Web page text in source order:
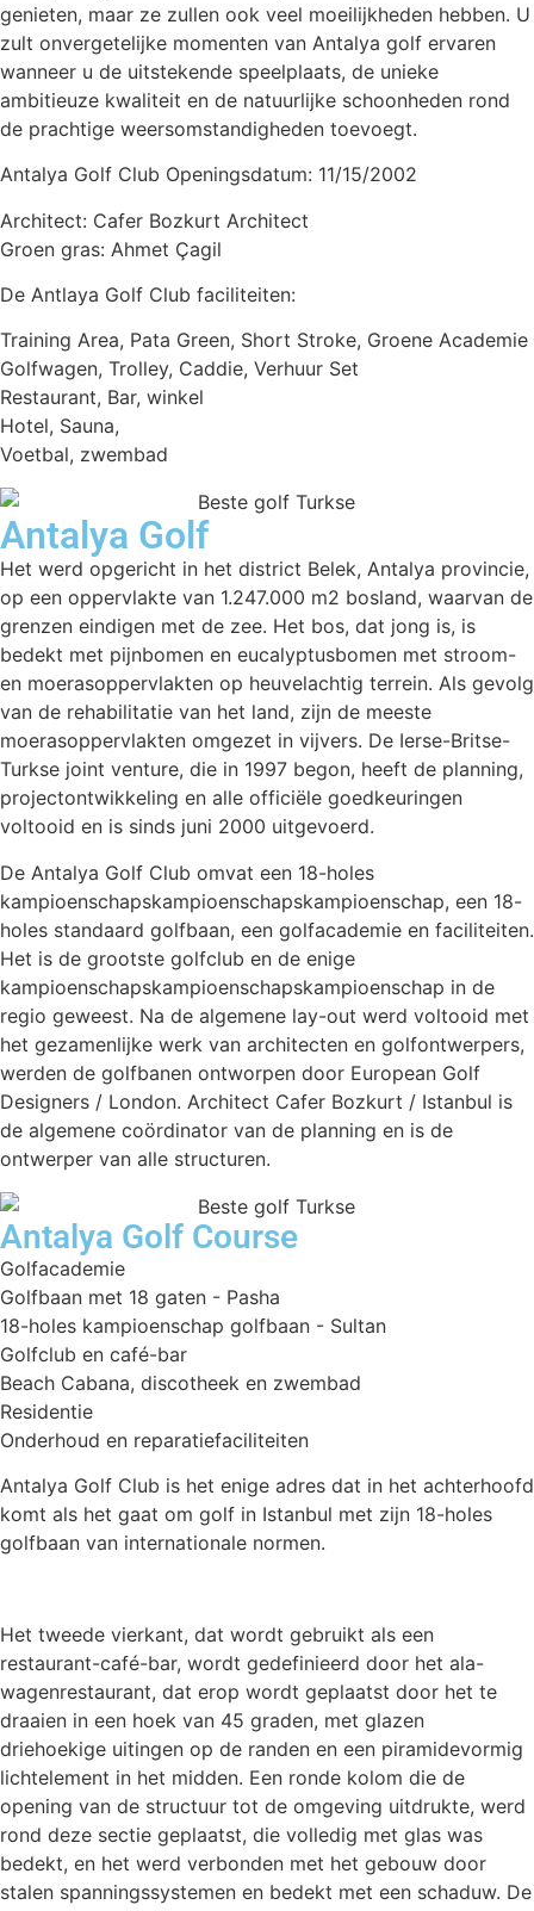
genieten, maar ze zullen ook veel moeilijkheden hebben. U
zult onvergetelijke momenten van Antalya golf ervaren
wanneer u de uitstekende speelplaats, de unieke
ambitieuze kwaliteit en de natuurlijke schoonheden rond
de prachtige weersomstandigheden toevoegt.
Antalya Golf Club Openingsdatum: 11/15/2002
Architect: Cafer Bozkurt Architect
Groen gras: Ahmet Çagil
De Antlaya Golf Club faciliteiten:
Training Area, Pata Green, Short Stroke, Groene Academie
Golfwagen, Trolley, Caddie, Verhuur Set
Restaurant, Bar, winkel
Hotel, Sauna,
Voetbal, zwembad
Antalya Golf
Het werd opgericht in het district Belek, Antalya provincie,
op een oppervlakte van 1.247.000 m2 bosland, waarvan de
grenzen eindigen met de zee. Het bos, dat jong is, is
bedekt met pijnbomen en eucalyptusbomen met stroom-
en moerasoppervlakten op heuvelachtig terrein. Als gevolg
van de rehabilitatie van het land, zijn de meeste
moerasoppervlakten omgezet in vijvers. De Ierse-Britse-
Turkse joint venture, die in 1997 begon, heeft de planning,
projectontwikkeling en alle officiële goedkeuringen
voltooid en is sinds juni 2000 uitgevoerd.
De Antalya Golf Club omvat een 18-holes
kampioenschapskampioenschapskampioenschap, een 18-
holes standaard golfbaan, een golfacademie en faciliteiten.
Het is de grootste golfclub en de enige
kampioenschapskampioenschapskampioenschap in de
regio geweest. Na de algemene lay-out werd voltooid met
het gezamenlijke werk van architecten en golfontwerpers,
werden de golfbanen ontworpen door European Golf
Designers / London. Architect Cafer Bozkurt / Istanbul is
de algemene coördinator van de planning en is de
ontwerper van alle structuren.
Antalya Golf Course
Golfacademie
Golfbaan met 18 gaten - Pasha
18-holes kampioenschap golfbaan - Sultan
Golfclub en café-bar
Beach Cabana, discotheek en zwembad
Residentie
Onderhoud en reparatiefaciliteiten
Antalya Golf Club is het enige adres dat in het achterhoofd
komt als het gaat om golf in Istanbul met zijn 18-holes
golfbaan van internationale normen.
Het tweede vierkant, dat wordt gebruikt als een
restaurant-café-bar, wordt gedefinieerd door het ala-
wagenrestaurant, dat erop wordt geplaatst door het te
draaien in een hoek van 45 graden, met glazen
driehoekige uitingen op de randen en een piramidevormig
lichtelement in het midden. Een ronde kolom die de
opening van de structuur tot de omgeving uitdrukte, werd
rond deze sectie geplaatst, die volledig met glas was
bedekt, en het werd verbonden met het gebouw door
stalen spanningssystemen en bedekt met een schaduw. De